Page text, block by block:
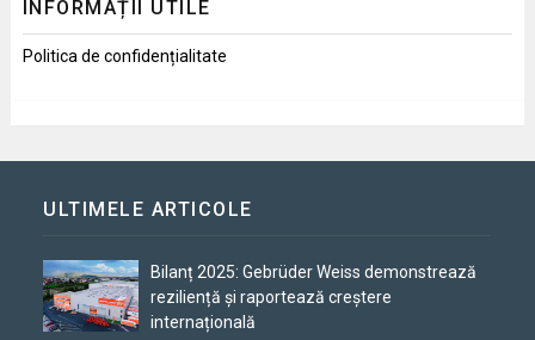
INFORMAȚII UTILE
Politica de confidențialitate
ULTIMELE ARTICOLE
Bilanț 2025: Gebrüder Weiss demonstrează
reziliență și raportează creștere
internațională